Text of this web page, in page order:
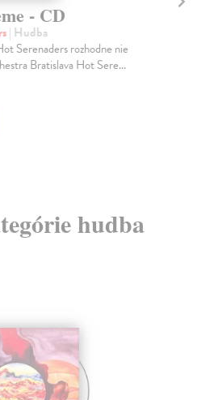
- CD
| Hudba
Serenaders rozhodne nie
Bratislava Hot Sere...
hudba